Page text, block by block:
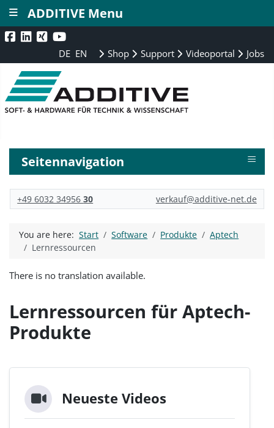
DE EN Shop Support Videoportal Jobs
Seitennavigation ≡
+49 6032 3495630 verkauf@additive-net.de
You are here:Start Software Produkte
Aptech
Lernressourcen
There is no translation available.
Lernressourcen für Aptech-
Produkte
Neueste Videos
ADDITIVE Menu
≡